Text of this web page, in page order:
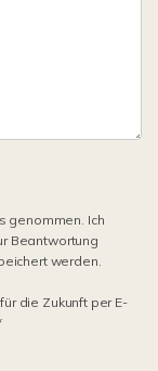
genommen. Ich
Beantwortung
werden.
die Zukunft per E-